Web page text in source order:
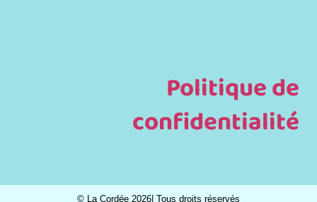
Politique de
confidentialité
© La Cordée 2026| Tous droits réservés